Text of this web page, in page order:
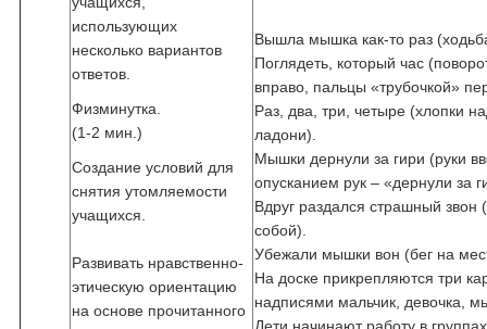
использующих
несколько вариантов
ответов.
Физминутка.
(1-2 мин.)
Создание условий для
снятия утомляемости
учащихся.
Развивать нравственно-
этическую ориентацию
на основе прочитанного
Вышла мышка как-то раз
Поглядеть, который час
вправо, пальцы «трубочкой»
Раз, два, три, четыре (хлопки
ладони).
Мышки дернули за гири (руки
опусканием рук – «дернули за
Вдруг раздался страшный звон
собой).
Убежали мышки вон (бег на
На доске прикрепляются три
надписями мальчик, девочка,